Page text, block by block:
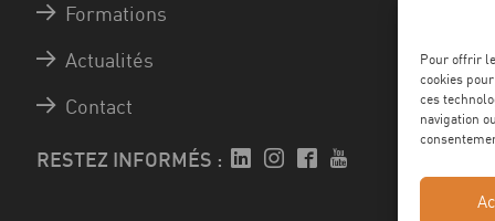
Pour offrir
cookies
ces
navigation
Formations
Actualités
Contact
RESTEZ INFORMÉS :